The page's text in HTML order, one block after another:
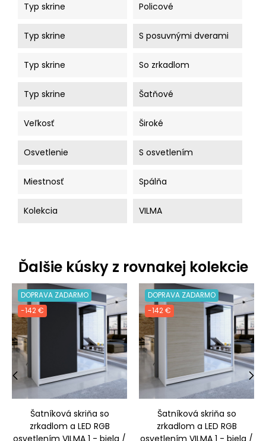
Typ skrine Policové
Typ skrine S posuvnými dverami
Typ skrine So zrkadlom
Typ skrine Šatňové
Veľkosť Široké
Osvetlenie S osvetlením
Miestnosť Spálňa
Kolekcia VILMA
Ďalšie kúsky z rovnakej kolekcie
DOPRAVA ZADARMO
-142 €
Šatníková skriňa so
zrkadlom a LED RGB
osvetlením VILMA 1 - biela /
DOPRAVA ZADARMO
-142 €
Šatníková skriňa so
zrkadlom a LED RGB
osvetlením VILMA 1 - biela /
‹ ›